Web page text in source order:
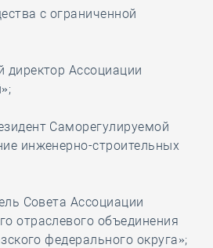
с ограниченной
директор Ассоциации
Саморегулируемой
инженерно-строительных
Совета Ассоциации
отраслевого объединения
федерального округа»;